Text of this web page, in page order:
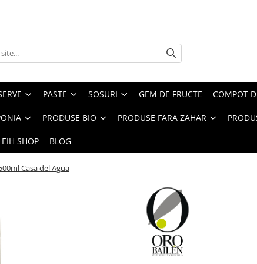
PASTE SOSURI GEM DE FRUCTE COMPOT
PRODUSE BIO PRODUSE FARA ZAHAR
SHOP BLOG
Casa del Agua